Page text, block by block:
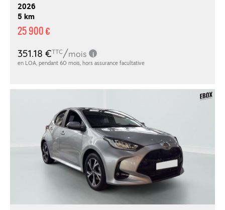
2026
5 km
25 900 €